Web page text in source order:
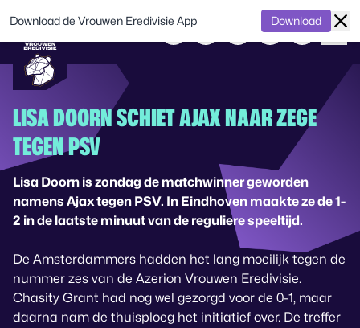
LISA DOORN SCHIET AJAX NAAR ZEGE
TEGEN PSV
Lisa Doorn is zondag de matchwinner geworden
namens Ajax tegen PSV. In Eindhoven maakte ze de 1-
2 in de laatste minuut van de reguliere speeltijd.
De Amsterdammers hadden het lang moeilijk tegen de
nummer zes van de Azerion Vrouwen Eredivisie.
Chasity Grant had nog wel gezorgd voor de 0-1, maar
daarna nam de thuisploeg het initiatief over. De treffer
Download de Vrouwen Eredivisie App Download